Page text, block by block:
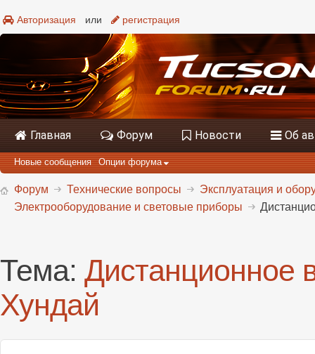
Авторизация или регистрация
Главная Форум Новости Об
Новые сообщения Опции форума
Форум Технические вопросы
Эксплуатация и
Электрооборудование и световые приборы
Тема: Дистанционное
Хундай